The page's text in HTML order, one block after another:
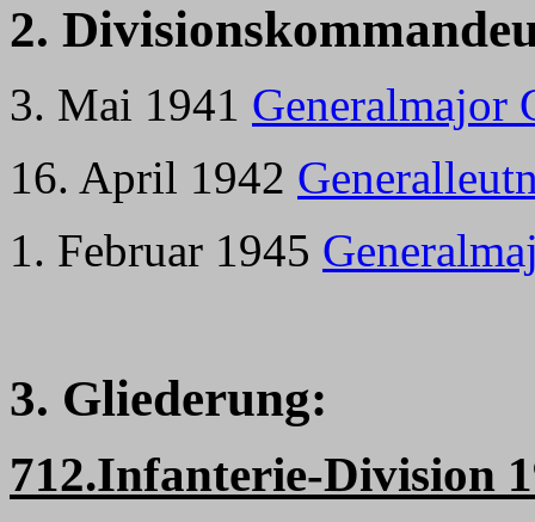
2.
3. Mai 1941 Generalmajor
16. April 1942
1. Februar 1945
3. Gliederung:
712.Infanterie-Division